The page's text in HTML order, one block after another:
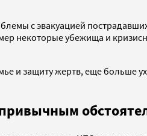
с эвакуацией
некоторые убежища и
и защиту жертв, еще больше